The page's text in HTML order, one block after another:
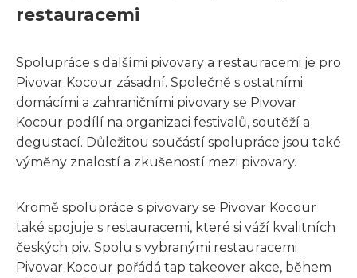
restauracemi
Spolupráce s dalšími pivovary a restauracemi je pro
Pivovar Kocour zásadní. Společně s ostatními
domácími a zahraničními pivovary se Pivovar
Kocour podílí na organizaci festivalů, soutěží a
degustací. Důležitou součástí spolupráce jsou také
výměny znalostí a zkušeností mezi pivovary.
Kromě spolupráce s pivovary se Pivovar Kocour
také spojuje s restauracemi, které si váží kvalitních
českých piv. Spolu s vybranými restauracemi
Pivovar Kocour pořádá tap takeover akce, během